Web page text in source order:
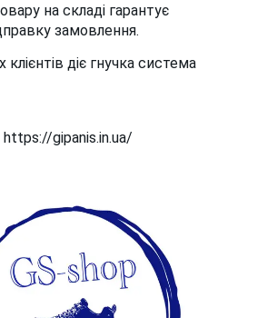
на складі гарантує
замовлення.
діє гнучка система
https://gipanis.in.ua/